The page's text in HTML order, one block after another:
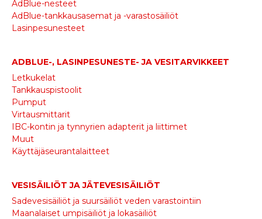
AdBlue-nesteet
AdBlue-tankkausasemat ja -varastosäiliöt
Lasinpesunesteet
ADBLUE-, LASINPESUNESTE- JA VESITARVIKKEET
Letkukelat
Tankkauspistoolit
Pumput
Virtausmittarit
IBC-kontin ja tynnyrien adapterit ja liittimet
Muut
Käyttäjäseurantalaitteet
VESISÄILIÖT JA JÄTEVESISÄILIÖT
Sadevesisäiliöt ja suursäiliöt veden varastointiin
Maanalaiset umpisäiliöt ja lokasäiliöt